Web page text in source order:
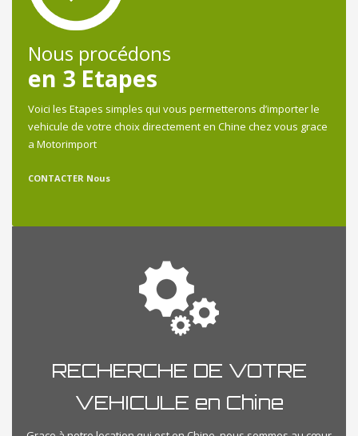
Nous procédons
en 3 Etapes
Voici les Etapes simples qui vous permetterons d’importer le
vehicule de votre choix directement en Chine chez vous grace
a Motorimport
CONTACTER Nous
RECHERCHE DE VOTRE
VEHICULE en Chine